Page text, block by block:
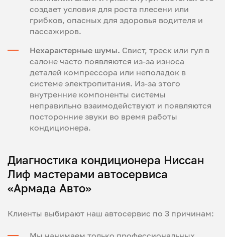
создает условия для роста плесени или
грибков, опасных для здоровья водителя и
пассажиров.
Нехарактерные шумы. Свист, треск или гул в
салоне часто появляются из-за износа
деталей компрессора или неполадок в
системе электропитания. Из-за этого
внутренние компоненты системы
неправильно взаимодействуют и появляются
посторонние звуки во время работы
кондиционера.
Диагностика кондиционера Ниссан
Лиф мастерами автосервиса
«Армада Авто»
Клиенты выбирают наш автосервис по 3 причинам: